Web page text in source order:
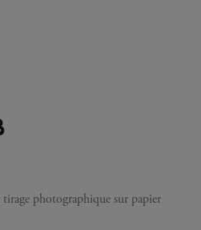
photographique sur papier